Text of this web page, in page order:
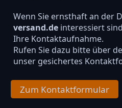
Wenn Sie ernsthaft an der
versand.deinteressiert
Ihre Kontaktaufnahme.
Rufen Sie dazu bitte über
unser gesichertes
Zum Kontaktformular